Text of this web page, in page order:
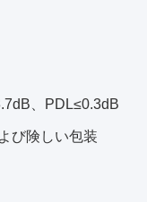
、PDL≤0.3dB
び険しい包装